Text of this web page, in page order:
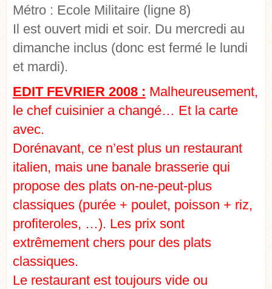
Métro : Ecole Militaire (ligne 8)
Il est ouvert midi et soir. Du mercredi au
dimanche inclus (donc est fermé le lundi
et mardi).
EDIT FEVRIER 2008 : Malheureusement,
le chef cuisinier a changé… Et la carte
avec.
Dorénavant, ce n’est plus un restaurant
italien, mais une banale brasserie qui
propose des plats on-ne-peut-plus
classiques (purée + poulet, poisson + riz,
profiteroles, …). Les prix sont
extrêmement chers pour des plats
classiques.
Le restaurant est toujours vide ou